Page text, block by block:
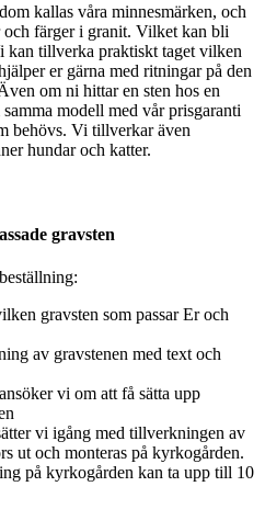
kallas våra minnesmärken, och
färger i granit. Vilket kan bli
kan tillverka praktiskt taget vilken
er gärna med ritningar på den
om ni hittar en sten hos en
modell med vår prisgaranti
behövs. Vi tillverkar även
hundar och katter.
gravsten
gravsten som passar Er och
av gravstenen med text och
vi om att få sätta upp
vi igång med tillverkningen av
ut och monteras på kyrkogården.
på kyrkogården kan ta upp till 10